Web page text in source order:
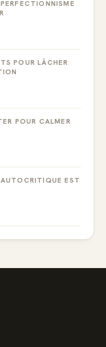
POUR LÂCHER
POUR CALMER
EST